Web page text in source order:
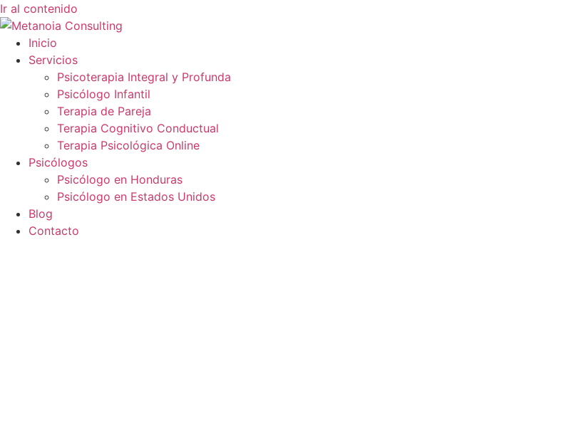
Ir al contenido
Inicio
Servicios
Psicoterapia Integral y Profunda
Psicólogo Infantil
Terapia de Pareja
Terapia Cognitivo Conductual
Terapia Psicológica Online
Psicólogos
Psicólogo en Honduras
Psicólogo en Estados Unidos
Blog
Contacto